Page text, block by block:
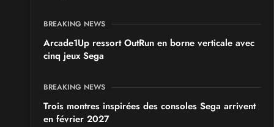
BREAKING NEWS
Arcade1Up ressort OutRun en borne verticale avec
cinq jeux Sega
BREAKING NEWS
Trois montres inspirées des consoles Sega arrivent
en février 2027